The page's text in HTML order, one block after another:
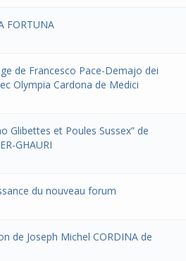
FORTUNA
de Francesco Pace-Demajo dei
Olympia Cardona de Medici
Glibettes et Poules Sussex” de
GHAURI
du nouveau forum
de Joseph Michel CORDINA de